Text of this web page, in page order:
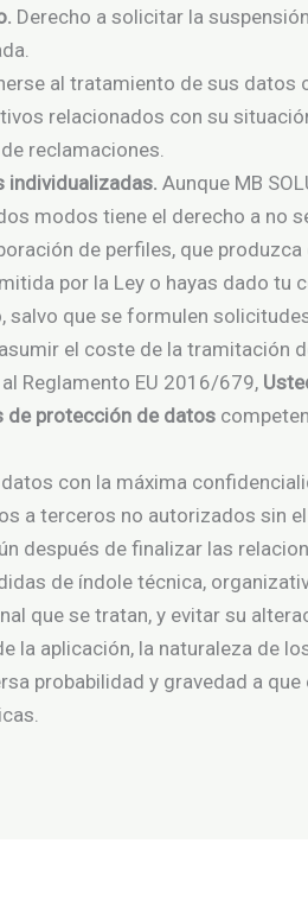
Derecho a solicitar la
al tratamiento de sus
relacionados con su
reclamaciones.
individualizadas. Aunque MB
modos tiene el derecho a no
de perfiles, que
por la Ley o hayas dado tu
que se formulen
el coste de la tramitación
Reglamento EU 2016/679,
de protección de datos
datos con la máxima
a terceros no autorizados sin
después de finalizar las
de índole técnica,
que se tratan, y evitar su
la aplicación, la naturaleza de
probabilidad y gravedad a